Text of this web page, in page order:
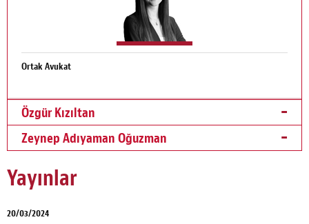
Ortak Avukat
Özgür Kızıltan
Zeynep Adıyaman Oğuzman
Yayınlar
20/03/2024